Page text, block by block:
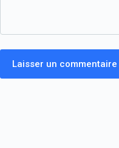
Laisser un commentaire